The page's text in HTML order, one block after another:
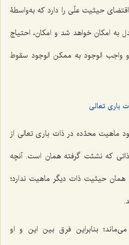
حیثیت علّى را دارد که به‌واسطۀ
به امکان خواهد شد و امکان، احتیاج
واجب الوجود به ممکن الوجود سقوط
بارى تعالى
ماهیت محدّده در ذات بارى تعالى از
که نشئت گرفته همان است. آنچه
حیثیت ذات دیگر ماهیت ندارد؛
بنابراین فرق بین این و او